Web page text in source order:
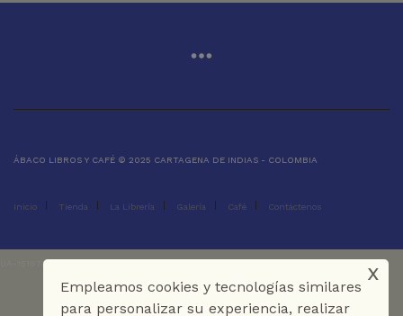
ÁBACO LIBROS Y CAFÉ © 2025 CARTAGENA DE INDIAS - COLOMBIA
Inicio Tienda La Librería Galería Café Contáctenos
UA-151973273-1
Empleamos cookies y tecnologías similares
para personalizar su experiencia, realizar
x